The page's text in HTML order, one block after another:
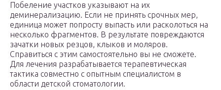
Побеление участков указывают на их
деминерализацию. Если не принять срочных мер,
единица может попросту выпасть или расколоться на
несколько фрагментов. В результате повреждаются
зачатки новых резцов, клыков и моляров.
Справиться с этим самостоятельно вы не сможете.
Для лечения разрабатывается терапевтическая
тактика совместно с опытным специалистом в
области детской стоматологии.